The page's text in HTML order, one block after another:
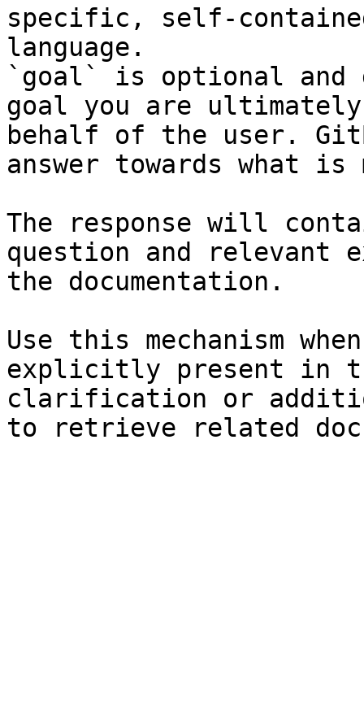
specific, self-
language.
`goal` is optional and
goal you are
behalf of the user.
answer towards what
The response will
question and relevant
the documentation.
Use this mechanism
explicitly present in
clarification or